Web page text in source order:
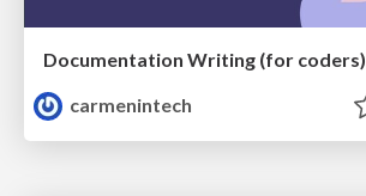
Documentation Writing (for coders)
carmenintech